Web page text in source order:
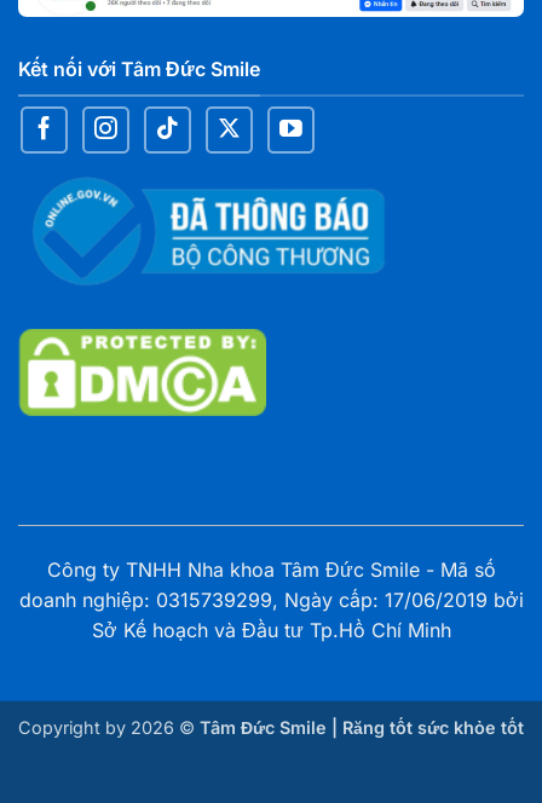
Nha khoa Tâm Đức Smile – CN Đại Phước, Đồng
C7 chợ Đại Phước, xã Đại Phước, Tỉnh Đồng Nai
Nha khoa Tâm Đức Smile – CN Nguyễn Văn Cừ,
Cần Thơ
59AA Nguyễn Văn Cừ Nối Dài, KV2, Phường An
Bình, TP. Cần Thơ
Thơ
372 tổ 16, Quốc Lộ 91, KV Long Thạnh 1, Phường
Thốt Nốt, TP. Cần Thơ
Thơ
102 Ba Cu, Phường Vũng Tàu, TP.HCM
Kết nối với Tâm Đức Smile
Công ty TNHH Nha khoa Tâm Đức Smile - Mã số
doanh nghiệp: 0315739299, Ngày cấp: 17/06/2019 bởi
Sở Kế hoạch và Đầu tư Tp.Hồ Chí Minh
Copyright by 2026 © Tâm Đức Smile | Răng tốt sức khỏe tốt